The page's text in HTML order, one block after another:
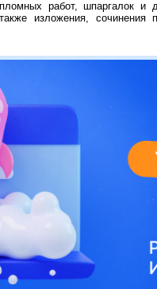
работ, шпаргалок и
изложения, сочинения